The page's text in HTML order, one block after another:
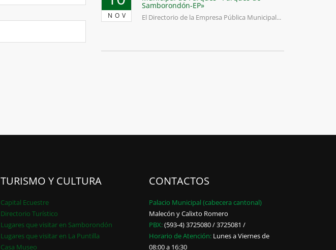
NOV
Samborondón-EP»
El Directorio de la Empresa Pública Municipal...
TURISMO Y CULTURA
Capital Ecuestre
Directorio Turístico
Lugares que visitar en Samborondón
Lugares que visitar en La Puntilla
Casa Museo
CONTACTOS
Palacio Municipal (cabecera cantonal)
Malecón y Calixto Romero
PBX:(593-4) 3725080 / 3725081 /
Horario de Atención:Lunes a Viernes de
08:00 a 16:30